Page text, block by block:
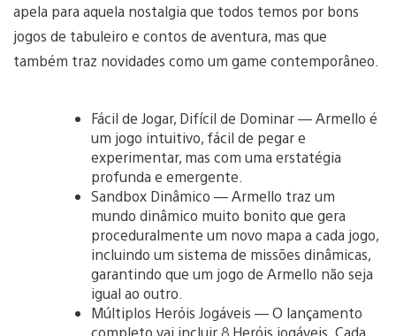
apela para aquela nostalgia que todos temos por bons
jogos de tabuleiro e contos de aventura, mas que
também traz novidades como um game contemporâneo.
Fácil de Jogar, Difícil de Dominar — Armello é
um jogo intuitivo, fácil de pegar e
experimentar, mas com uma erstatégia
profunda e emergente.
Sandbox Dinâmico — Armello traz um
mundo dinâmico muito bonito que gera
proceduralmente um novo mapa a cada jogo,
incluindo um sistema de missões dinâmicas,
garantindo que um jogo de Armello não seja
igual ao outro.
Múltiplos Heróis Jogáveis — O lançamento
completo vai incluir 8 Heróis jogáveis. Cada